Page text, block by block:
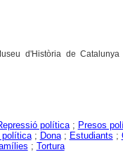
d'Història de
política; Presos
política; Dona; Estudiants ;
; Tortura